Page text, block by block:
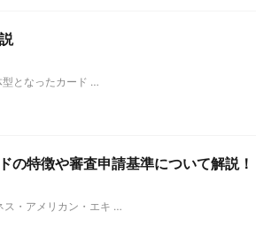
型となったカード …
特徴や審査申請基準について解説！
ス・アメリカン・エキ …